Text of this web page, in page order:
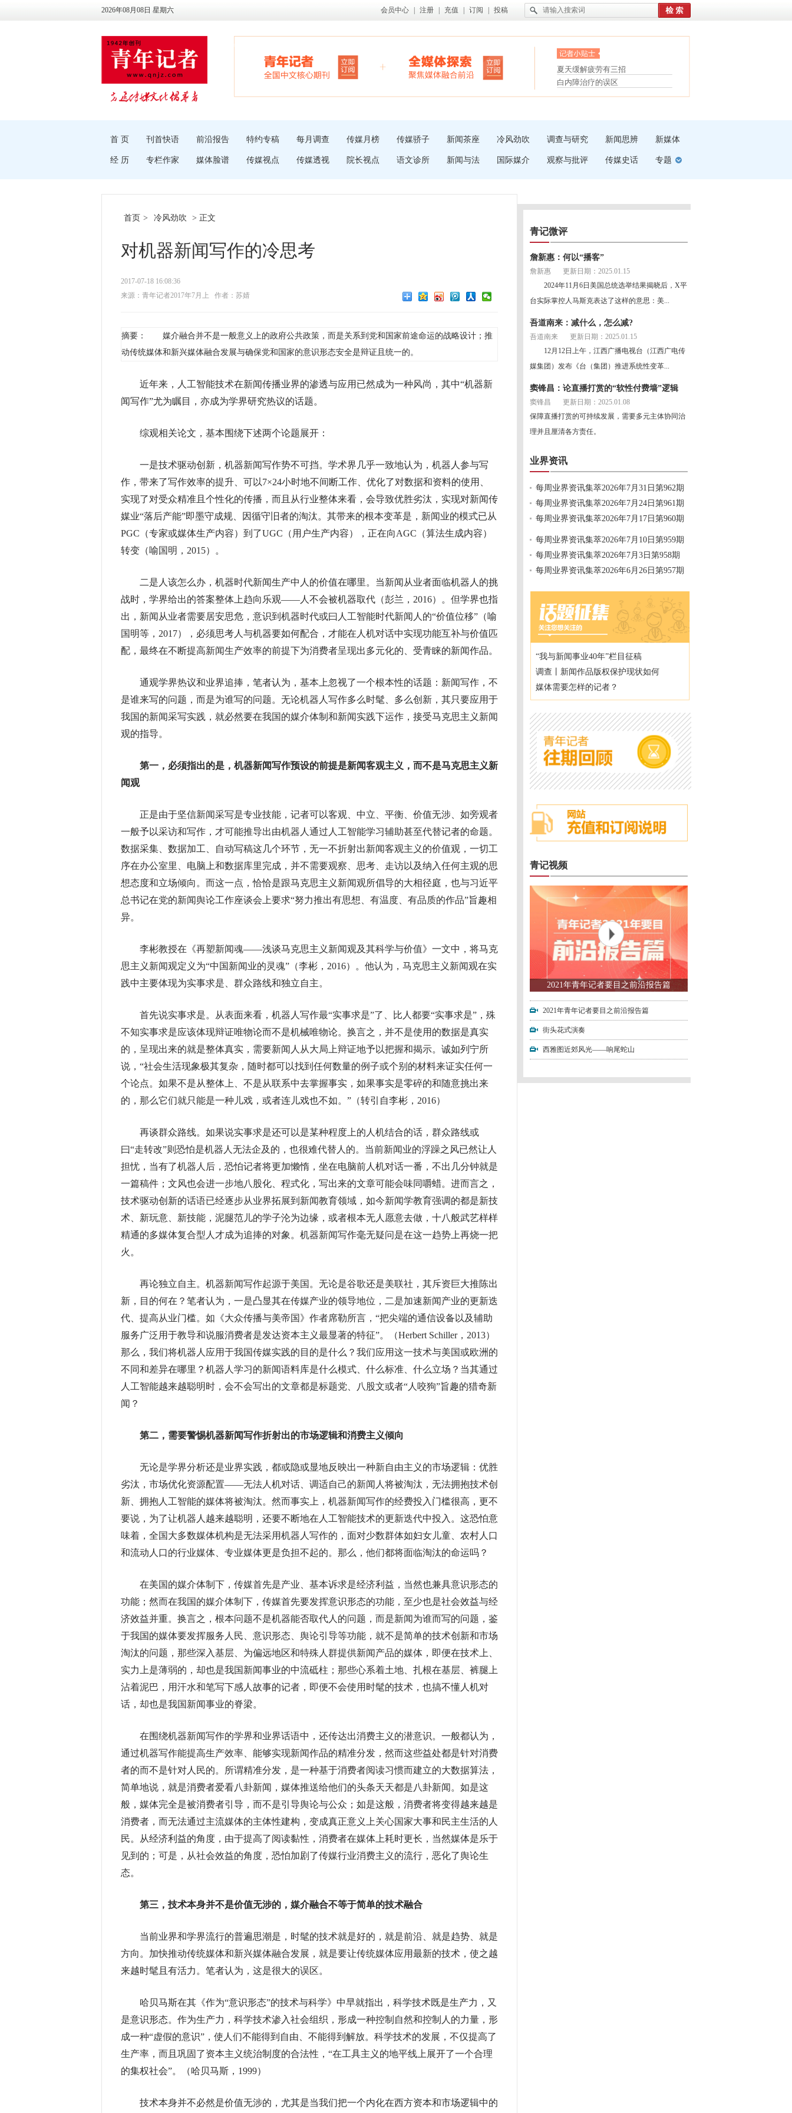
2026年08月08日 星期六 会员中心 注册 充值 订阅 投稿
“枝桠”“树桠”宜写成“枝...
夏天缓解疲劳有三招
护腰，摆脱六大坏习惯
受伤了冰敷还是热敷
白内障治疗的误区
首 页 刊首快语 前沿报告 特约专稿 每月调查 传媒月榜 传媒骄子 新闻茶座 冷风劲吹 调查与研究 新闻思辨 新媒体
经 历 专栏作家 媒体脸谱 传媒视点 传媒透视 院长视点 语文诊所 新闻与法 国际媒介 观察与批评 传媒史话 专题
首页 > 冷风劲吹 > 正文
对机器新闻写作的冷思考
2017-07-18 16:08:36
来源：青年记者2017年7月上
作者：苏婧
摘要： 媒介融合并不是一般意义上的政府公共政策，而是关系到党和国家前途命运的战略设计；推
动传统媒体和新兴媒体融合发展与确保党和国家的意识形态安全是辩证且统一的。
近年来，人工智能技术在新闻传播业界的渗透与应用已然成为一种风尚，其中“机器新
闻写作”尤为瞩目，亦成为学界研究热议的话题。
综观相关论文，基本围绕下述两个论题展开：
一是技术驱动创新，机器新闻写作势不可挡。学术界几乎一致地认为，机器人参与写
作，带来了写作效率的提升、可以7×24小时地不间断工作、优化了对数据和资料的使用、
实现了对受众精准且个性化的传播，而且从行业整体来看，会导致优胜劣汰，实现对新闻传
媒业“落后产能”即墨守成规、因循守旧者的淘汰。其带来的根本变革是，新闻业的模式已从
PGC（专家或媒体生产内容）到了UGC（用户生产内容），正在向AGC（算法生成内容）
转变（喻国明，2015）。
二是人该怎么办，机器时代新闻生产中人的价值在哪里。当新闻从业者面临机器人的挑
战时，学界给出的答案整体上趋向乐观——人不会被机器取代（彭兰，2016）。但学界也指
出，新闻从业者需要居安思危，意识到机器时代或曰人工智能时代新闻人的“价值位移”（喻
国明等，2017），必须思考人与机器要如何配合，才能在人机对话中实现功能互补与价值匹
配，最终在不断提高新闻生产效率的前提下为消费者呈现出多元化的、受青睐的新闻作品。
通观学界热议和业界追捧，笔者认为，基本上忽视了一个根本性的话题：新闻写作，不
是谁来写的问题，而是为谁写的问题。无论机器人写作多么时髦、多么创新，其只要应用于
我国的新闻采写实践，就必然要在我国的媒介体制和新闻实践下运作，接受马克思主义新闻
观的指导。
第一，必须指出的是，机器新闻写作预设的前提是新闻客观主义，而不是马克思主义新
闻观
正是由于坚信新闻采写是专业技能，记者可以客观、中立、平衡、价值无涉、如旁观者
一般予以采访和写作，才可能推导出由机器人通过人工智能学习辅助甚至代替记者的命题。
数据采集、数据加工、自动写稿这几个环节，无一不折射出新闻客观主义的价值观，一切工
序在办公室里、电脑上和数据库里完成，并不需要观察、思考、走访以及纳入任何主观的思
想态度和立场倾向。而这一点，恰恰是跟马克思主义新闻观所倡导的大相径庭，也与习近平
总书记在党的新闻舆论工作座谈会上要求“努力推出有思想、有温度、有品质的作品”旨趣相
异。
李彬教授在《再塑新闻魂——浅谈马克思主义新闻观及其科学与价值》一文中，将马克
思主义新闻观定义为“中国新闻业的灵魂”（李彬，2016）。他认为，马克思主义新闻观在实
践中主要体现为实事求是、群众路线和独立自主。
首先说实事求是。从表面来看，机器人写作最“实事求是”了、比人都要“实事求是”，殊
不知实事求是应该体现辩证唯物论而不是机械唯物论。换言之，并不是使用的数据是真实
的，呈现出来的就是整体真实，需要新闻人从大局上辩证地予以把握和揭示。诚如列宁所
说，“社会生活现象极其复杂，随时都可以找到任何数量的例子或个别的材料来证实任何一
个论点。如果不是从整体上、不是从联系中去掌握事实，如果事实是零碎的和随意挑出来
的，那么它们就只能是一种儿戏，或者连儿戏也不如。”（转引自李彬，2016）
再谈群众路线。如果说实事求是还可以是某种程度上的人机结合的话，群众路线或
曰“走转改”则恐怕是机器人无法企及的，也很难代替人的。当前新闻业的浮躁之风已然让人
担忧，当有了机器人后，恐怕记者将更加懒惰，坐在电脑前人机对话一番，不出几分钟就是
一篇稿件；文风也会进一步地八股化、程式化，写出来的文章可能会味同嚼蜡。进而言之，
技术驱动创新的话语已经逐步从业界拓展到新闻教育领域，如今新闻学教育强调的都是新技
术、新玩意、新技能，泥腿范儿的学子沦为边缘，或者根本无人愿意去做，十八般武艺样样
精通的多媒体复合型人才成为追捧的对象。机器新闻写作毫无疑问是在这一趋势上再烧一把
火。
再论独立自主。机器新闻写作起源于美国。无论是谷歌还是美联社，其斥资巨大推陈出
新，目的何在？笔者认为，一是凸显其在传媒产业的领导地位，二是加速新闻产业的更新迭
代、提高从业门槛。如《大众传播与美帝国》作者席勒所言，“把尖端的通信设备以及辅助
服务广泛用于教导和说服消费者是发达资本主义最显著的特征”。（Herbert Schiller，2013）
那么，我们将机器人应用于我国传媒实践的目的是什么？我们应用这一技术与美国或欧洲的
不同和差异在哪里？机器人学习的新闻语料库是什么模式、什么标准、什么立场？当其通过
人工智能越来越聪明时，会不会写出的文章都是标题党、八股文或者“人咬狗”旨趣的猎奇新
闻？
第二，需要警惕机器新闻写作折射出的市场逻辑和消费主义倾向
无论是学界分析还是业界实践，都或隐或显地反映出一种新自由主义的市场逻辑：优胜
劣汰，市场优化资源配置——无法人机对话、调适自己的新闻人将被淘汰，无法拥抱技术创
新、拥抱人工智能的媒体将被淘汰。然而事实上，机器新闻写作的经费投入门槛很高，更不
要说，为了让机器人越来越聪明，还要不断地在人工智能技术的更新迭代中投入。这恐怕意
味着，全国大多数媒体机构是无法采用机器人写作的，面对少数群体如妇女儿童、农村人口
和流动人口的行业媒体、专业媒体更是负担不起的。那么，他们都将面临淘汰的命运吗？
在美国的媒介体制下，传媒首先是产业、基本诉求是经济利益，当然也兼具意识形态的
功能；然而在我国的媒介体制下，传媒首先要发挥意识形态的功能，至少也是社会效益与经
济效益并重。换言之，根本问题不是机器能否取代人的问题，而是新闻为谁而写的问题，鉴
于我国的媒体要发挥服务人民、意识形态、舆论引导等功能，就不是简单的技术创新和市场
淘汰的问题，那些深入基层、为偏远地区和特殊人群提供新闻产品的媒体，即便在技术上、
实力上是薄弱的，却也是我国新闻事业的中流砥柱；那些心系着土地、扎根在基层、裤腿上
沾着泥巴，用汗水和笔写下感人故事的记者，即便不会使用时髦的技术，也搞不懂人机对
话，却也是我国新闻事业的脊梁。
在围绕机器新闻写作的学界和业界话语中，还传达出消费主义的潜意识。一般都认为，
通过机器写作能提高生产效率、能够实现新闻作品的精准分发，然而这些益处都是针对消费
者的而不是针对人民的。所谓精准分发，是一种基于消费者阅读习惯而建立的大数据算法，
简单地说，就是消费者爱看八卦新闻，媒体推送给他们的头条天天都是八卦新闻。如是这
般，媒体完全是被消费者引导，而不是引导舆论与公众；如是这般，消费者将变得越来越是
消费者，而无法通过主流媒体的主体性建构，变成真正意义上关心国家大事和民主生活的人
民。从经济利益的角度，由于提高了阅读黏性，消费者在媒体上耗时更长，当然媒体是乐于
见到的；可是，从社会效益的角度，恐怕加剧了传媒行业消费主义的流行，恶化了舆论生
态。
第三，技术本身并不是价值无涉的，媒介融合不等于简单的技术融合
当前业界和学界流行的普遍思潮是，时髦的技术就是好的，就是前沿、就是趋势、就是
方向。加快推动传统媒体和新兴媒体融合发展，就是要让传统媒体应用最新的技术，使之越
来越时髦且有活力。笔者认为，这是很大的误区。
哈贝马斯在其《作为“意识形态”的技术与科学》中早就指出，科学技术既是生产力，又
是意识形态。作为生产力，科学技术渗入社会组织，形成一种控制自然和控制人的力量，形
成一种“虚假的意识”，使人们不能得到自由、不能得到解放。科学技术的发展，不仅提高了
生产率，而且巩固了资本主义统治制度的合法性，“在工具主义的地平线上展开了一个合理
的集权社会”。（哈贝马斯，1999）
技术本身并不必然是价值无涉的，尤其是当我们把一个内化在西方资本和市场逻辑中的
青记微评
詹新惠：何以“播客”
詹新惠
更新日期：2025.01.15
2024年11月6日美国总统选举结果揭晓后，X平
台实际掌控人马斯克表达了这样的意思：美...
吾道南来：减什么，怎么减?
吾道南来
更新日期：2025.01.15
12月12日上午，江西广播电视台（江西广电传
媒集团）发布《台（集团）推进系统性变革...
窦锋昌：论直播打赏的“软性付费墙”逻辑
窦锋昌
更新日期：2025.01.08
保障直播打赏的可持续发展，需要多元主体协同治
理并且厘清各方责任。
业界资讯
每周业界资讯集萃2026年7月31日第962期
每周业界资讯集萃2026年7月24日第961期
每周业界资讯集萃2026年7月17日第960期
每周业界资讯集萃2026年7月10日第959期
每周业界资讯集萃2026年7月3日第958期
每周业界资讯集萃2026年6月26日第957期
“我与新闻事业40年”栏目征稿
调查丨新闻作品版权保护现状如何
媒体需要怎样的记者？
青记视频
2021年青年记者要目之前沿报告篇
2021年青年记者要目之前沿报告篇
街头花式演奏
西雅图近郊风光——响尾蛇山